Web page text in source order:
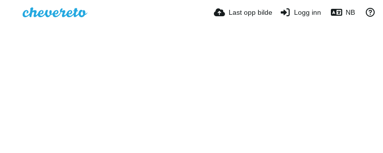
Last opp bilde Logg inn NB